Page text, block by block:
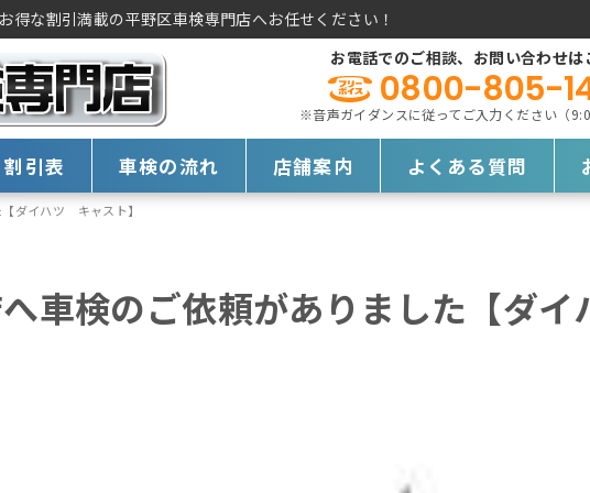
な割引満載の平野区車検専門店へお任せください！
お電話でのご相談、お問い合わせは
0800-805-
※音声ガイダンスに従ってご入力ください（
引表 車検の流れ 店舗案内 よくある質問
ダイハツ キャスト】
車検のご依頼がありました【ダ